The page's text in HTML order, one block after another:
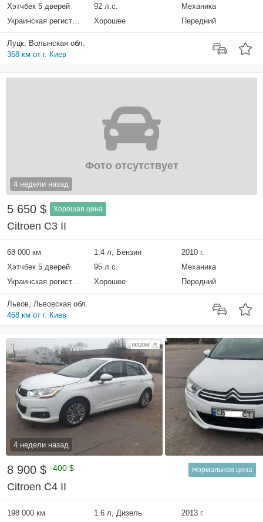
Хэтчбек 5 дверей
92 л.с.
Механика
Украинская регистрация
Хорошее Передний
Луцк, Волынская обл.
368 км от г. Киев
4 недели назад
Фото отсутствует
5 650 $ Хорошая цена
Citroen C3 II
68 000 км 1.4 л, Бензин
2010 г.
Хэтчбек 5 дверей
95 л.с.
Механика
Украинская регистрация
Хорошее Передний
Львов, Львовская обл.
468 км от г. Киев
4 недели назад
8 900 $ -400 $ Нормальная цена
Citroen C4 II
198 000 км 1.6 л, Дизель
2013 г.